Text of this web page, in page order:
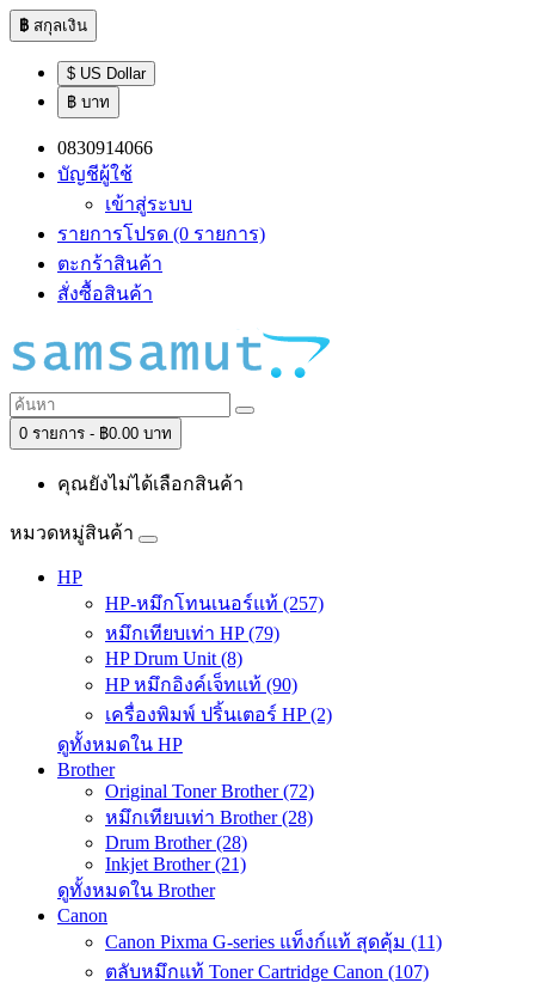
฿ สกุลเงิน
$ US Dollar
฿ บาท
0830914066
บัญชีผู้ใช้
เข้าสู่ระบบ
รายการโปรด (0 รายการ)
ตะกร้าสินค้า
สั่งซื้อสินค้า
0 รายการ - ฿0.00 บาท
คุณยังไม่ได้เลือกสินค้า
หมวดหมู่สินค้า
HP
HP-หมึกโทนเนอร์แท้ (257)
หมึกเทียบเท่า HP (79)
HP Drum Unit (8)
HP หมึกอิงค์เจ็ทแท้ (90)
เครื่องพิมพ์ ปริ้นเตอร์ HP (2)
ดูทั้งหมดใน HP
Brother
Original Toner Brother (72)
หมึกเทียบเท่า Brother (28)
Drum Brother (28)
Inkjet Brother (21)
ดูทั้งหมดใน Brother
Canon
Canon Pixma G-series แท็งก์แท้ สุดคุ้ม (11)
ตลับหมึกแท้ Toner Cartridge Canon (107)